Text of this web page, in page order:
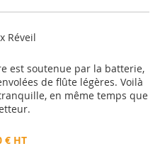
Réveil
est soutenue par la batterie,
de flûte légères. Voilà
en même temps que
€ HT